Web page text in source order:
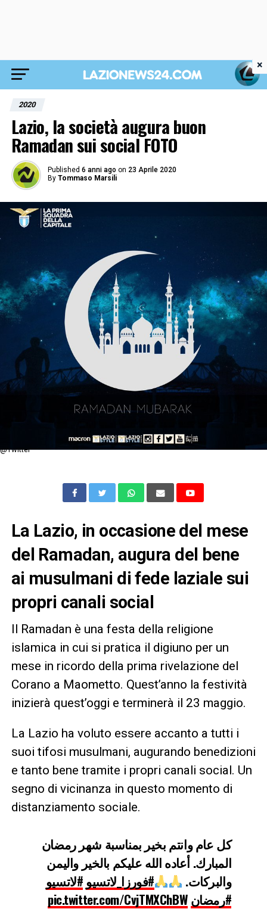
2020
Lazio, la società augura buon
Ramadan sui social FOTO
Published 6 anni ago on 23 Aprile 2020
By Tommaso Marsili
@Twitter
La Lazio, in occasione del mese
del Ramadan, augura del bene
ai musulmani di fede laziale sui
propri canali social
Il Ramadan è una festa della religione
islamica in cui si pratica il digiuno per un
mese in ricordo della prima rivelazione del
Corano a Maometto. Quest’anno la festività
inizierà quest’oggi e terminerà il 23 maggio.
La Lazio ha voluto essere accanto a tutti i
suoi tifosi musulmani, augurando benedizioni
e tanto bene tramite i propri canali social. Un
segno di vicinanza in questo momento di
distanziamento sociale.
كل عام وانتم بخير بمناسبة شهر رمضان
المبارك. أعاده الله عليكم بالخير واليمن
والبركات.
#فورزا_لاتسيو#لاتسيو
#رمضانpic.twitter.com/CvjTMXChBW
×